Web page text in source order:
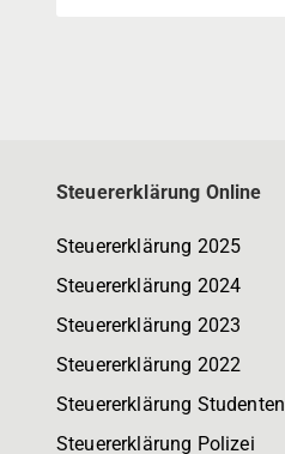
Steuererklärung Online
Steuererklärung 2025
Steuererklärung 2024
Steuererklärung 2023
Steuererklärung 2022
Steuererklärung Studenten
Steuererklärung Polizei